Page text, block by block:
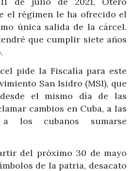
el régimen le ha ofrecido el
única salida de la cárcel.
que cumplir siete años
pide la Fiscalía para este
San Isidro (MSI), que
el mismo día de las
cambios en Cuba, a las
los cubanos sumarse
del próximo 30 de mayo
de la patria, desacato